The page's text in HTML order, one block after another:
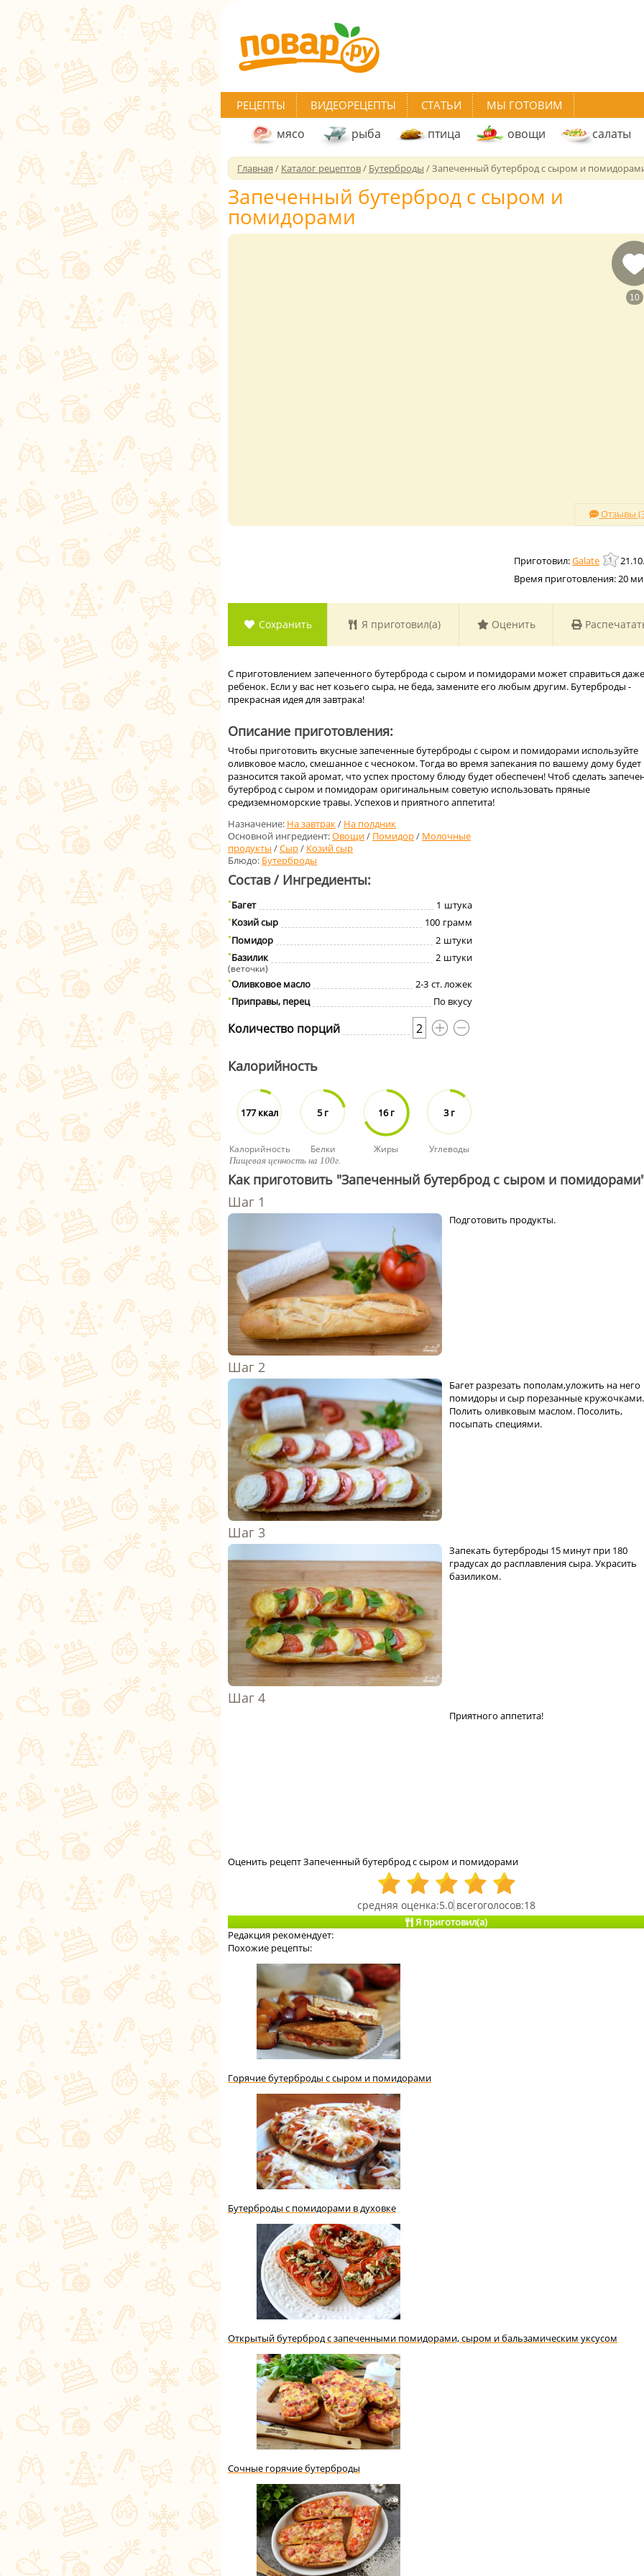
РЕЦЕПТЫ ВИДЕОРЕЦЕПТЫ СТАТЬИ МЫ ГОТОВИМ
мясо рыба птица овощи салаты
Главная / Каталог рецептов/ Бутерброды /Запеченный бутерброд с сыром и
Запеченный бутерброд с сыром и
помидорами
Отзывы
10
Galate
Время приготовления:20
Сохранить Я приготовил(а) Оценить
С приготовлением запеченного бутерброда с сыром и помидорами может справиться даже
ребенок. Если у вас нет козьего сыра, не беда, замените его любым другим. Бутерброды -
прекрасная идея для завтрака!
Описание приготовления:
Чтобы приготовить вкусные запеченные бутерброды с сыром и помидорами используйте
оливковое масло, смешанное с чесноком. Тогда во время запекания по вашему дому будет
разносится такой аромат, что успех простому блюду будет обеспечен! Чтоб сделать
бутерброд с сыром и помидорам оригинальным советую использовать пряные
средиземноморские травы. Успехов и приятного аппетита!
Назначение: На завтрак/ На полдник
Основной ингредиент:Овощи/ Помидор/ Молочные
продукты /Сыр/ Козий сыр
Блюдо: Бутерброды
Состав / Ингредиенты:
Багет 1 штука
Козий сыр
100 грамм
Помидор
2 штуки
Базилик
2 штуки
(веточки)
Оливковое масло 2-3 ст. ложек
Приправы, перец
По вкусу
Количество порций 2
Калорийность
177 ккал
Калорийность
5 г
Белки
16 г
Жиры
3 г
Углеводы
Пищевая ценность на 100г.
Как приготовить "Запеченный бутерброд с сыром и
Подготовить продукты.
Багет разрезать пополам,уложить на него
помидоры и сыр порезанные
Полить оливковым маслом. Посолить,
посыпать специями.
Запекать бутерброды 15 минут при 180
градусах до расплавления сыра. Украсить
базиликом.
Приятного аппетита!
Оценить рецепт Запеченный бутерброд с сыром и помидорами
5.0 18
Я приготовил(а)
Редакция рекомендует:
Похожие рецепты:
Горячие бутерброды с сыром и помидорами
Бутерброды с помидорами в духовке
Открытый бутерброд с запеченными помидорами, сыром и бальзамическим уксусом
Сочные горячие бутерброды